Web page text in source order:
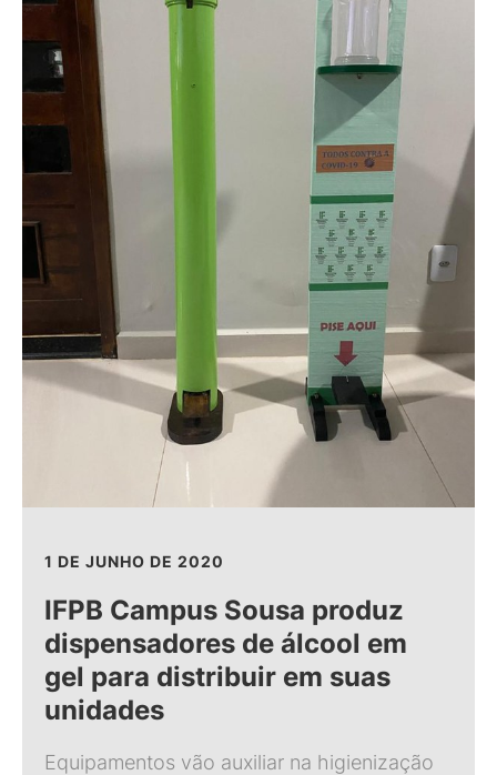
1 DE JUNHO DE 2020
IFPB Campus Sousa produz
dispensadores de álcool em
gel para distribuir em suas
unidades
Equipamentos vão auxiliar na higienização